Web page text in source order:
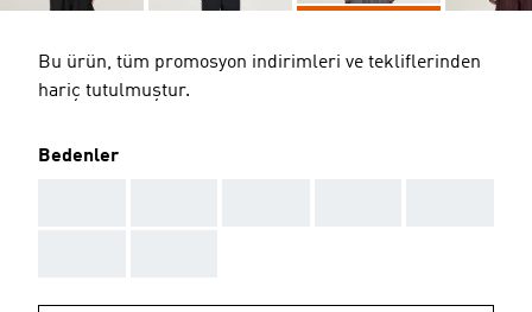
Bu ürün, tüm promosyon indirimleri ve tekliflerinden
hariç tutulmuştur.
Bedenler